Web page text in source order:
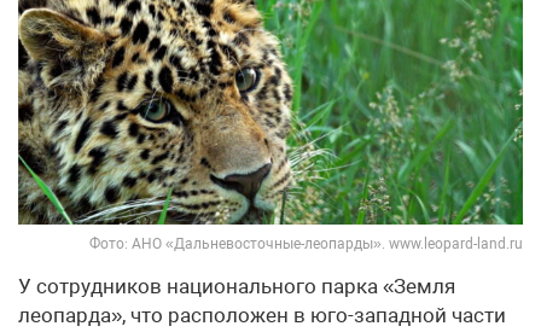
Фото: АНО «Дальневосточные-леопарды». www.leopard-land.ru
У сотрудников национального парка «Земля
леопарда», что расположен в юго-западной части